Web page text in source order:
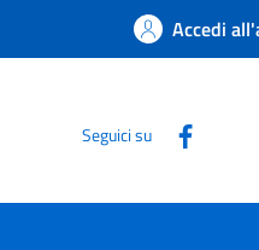
Accedi
Seguici su